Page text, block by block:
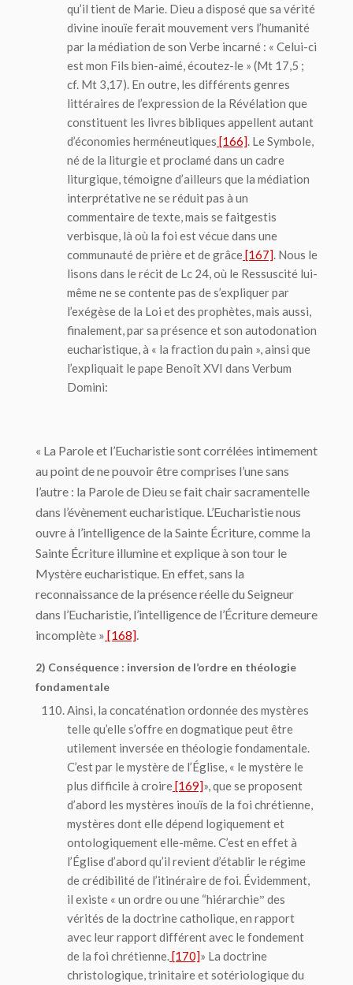
qu’il tient de Marie. Dieu a disposé que sa vérité
divine inouïe ferait mouvement vers l’humanité
par la médiation de son Verbe incarné : « Celui-ci
est mon Fils bien-aimé, écoutez-le » (Mt 17,5 ;
cf. Mt 3,17). En outre, les différents genres
littéraires de l’expression de la Révélation que
constituent les livres bibliques appellent autant
d’économies herméneutiques [166] . Le Symbole,
né de la liturgie et proclamé dans un cadre
liturgique, témoigne d’ailleurs que la médiation
interprétative ne se réduit pas à un
commentaire de texte, mais se faitgestis
verbisque , là où la foi est vécue dans une
communauté de prière et de grâce[167] . Nous le
lisons dans le récit de Lc 24, où le Ressuscité lui-
même ne se contente pas de s’expliquer par
l’exégèse de la Loi et des prophètes, mais aussi,
finalement, par sa présence et son autodonation
eucharistique, à « la fraction du pain », ainsi que
l’expliquait le pape Benoît XVI dans Verbum
Domini:
« La Parole et l’Eucharistie sont corrélées intimement
au point de ne pouvoir être comprises l’une sans
l’autre : la Parole de Dieu se fait chair sacramentelle
dans l’évènement eucharistique. L’Eucharistie nous
ouvre à l’intelligence de la Sainte Écriture, comme la
Sainte Écriture illumine et explique à son tour le
Mystère eucharistique. En effet, sans la
reconnaissance de la présence réelle du Seigneur
dans l’Eucharistie, l’intelligence de l’Écriture demeure
incomplète » [168]
2) Conséquence : inversion de l’ordre en théologie
fondamentale
Ainsi, la concaténation ordonnée des mystères
telle qu’elle s’offre en dogmatique peut être
utilement inversée en théologie fondamentale.
C’est par le mystère de l’Église, « le mystère le
plus difficile à croire[169]», que se proposent
d’abord les mystères inouïs de la foi chrétienne,
mystères dont elle dépend logiquement et
ontologiquement elle-même. C’est en effet à
l’Église d’abord qu’il revient d’établir le régime
de crédibilité de l’itinéraire de foi. Évidemment,
il existe « un ordre ou une “hiérarchieˮ des
vérités de la doctrine catholique, en rapport
avec leur rapport différent avec le fondement
de la foi chrétienne. [170]» La doctrine
christologique, trinitaire et sotériologique du